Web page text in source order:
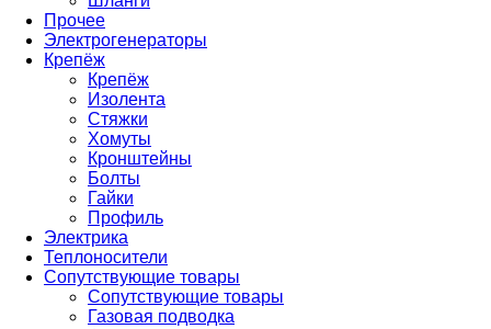
Прочее
Электрогенераторы
Крепёж
Крепёж
Изолента
Стяжки
Хомуты
Кронштейны
Болты
Гайки
Профиль
Электрика
Теплоносители
Сопутствующие товары
Сопутствующие товары
Газовая подводка